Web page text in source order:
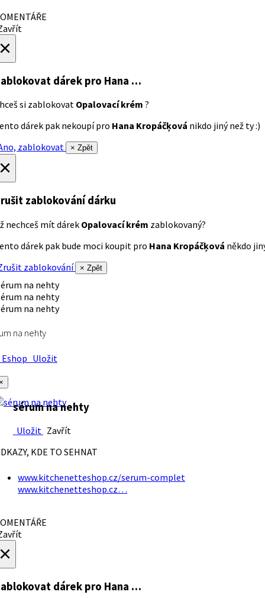
dárek pro Hana …
si zablokovat Opalovací krém ?
dárek pak nekoupí pro Hana Kropáčķová nikdo jiný než ty :)
zablokovat
× Zpět
zablokování dárku
nechceš mít dárek Opalovací krém zablokovaný?
dárek pak bude moci koupit pro Hana Kropáčķová někdo
zablokování
× Zpět
na nehty
Uložit
sérum na nehty
Uložit Zavřít
KDE TO SEHNAT
www.kitchenetteshop.cz/serum-complet
www.kitchenetteshop.cz…
dárek pro Hana …